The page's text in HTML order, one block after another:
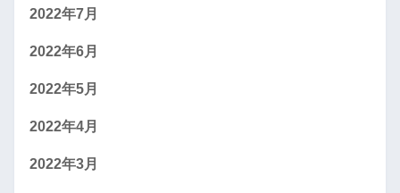
2022年7月
2022年6月
2022年5月
2022年4月
2022年3月